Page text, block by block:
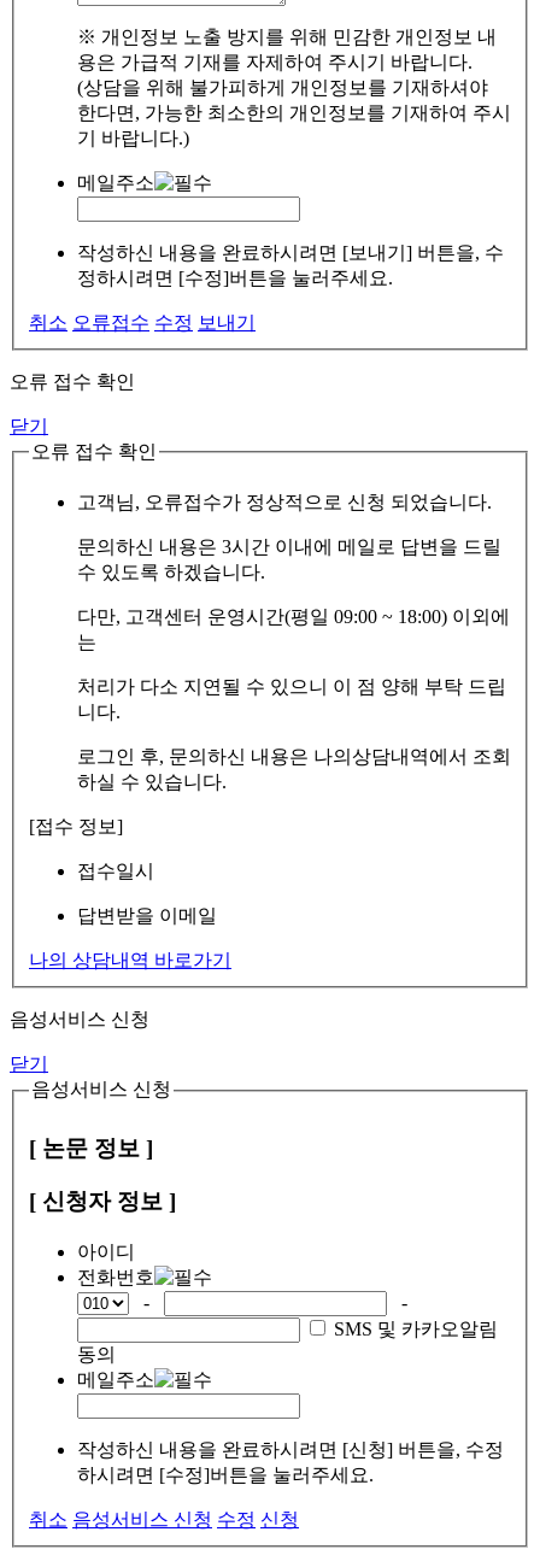
※ 개인정보 노출 방지를 위해 민감한 개인정보 내
용은 가급적 기재를 자제하여 주시기 바랍니다.
(상담을 위해 불가피하게 개인정보를 기재하셔야
한다면, 가능한 최소한의 개인정보를 기재하여 주시
기 바랍니다.)
메일주소
작성하신 내용을 완료하시려면 [보내기] 버튼을, 수
정하시려면 [수정]버튼을 눌러주세요.
취소 오류접수 수정 보내기
오류 접수 확인
닫기
오류 접수 확인
고객님, 오류접수가 정상적으로 신청 되었습니다.
문의하신 내용은 3시간 이내에 메일로 답변을 드릴
수 있도록 하겠습니다.
다만, 고객센터 운영시간(평일 09:00 ~ 18:00) 이외에
는
처리가 다소 지연될 수 있으니 이 점 양해 부탁 드립
니다.
로그인 후, 문의하신 내용은 나의상담내역에서 조회
하실 수 있습니다.
[접수 정보]
접수일시
답변받을 이메일
나의 상담내역 바로가기
음성서비스 신청
닫기
음성서비스 신청
[ 논문 정보 ]
[ 신청자 정보 ]
아이디
전화번호
-
-
SMS 및 카카오알림
동의
메일주소
작성하신 내용을 완료하시려면 [신청] 버튼을, 수정
하시려면 [수정]버튼을 눌러주세요.
취소 음성서비스 신청 수정 신청